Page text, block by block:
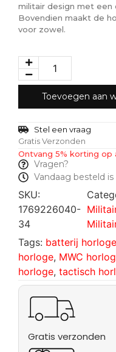
militair design met een
Bovendien maakt de
voor zowel.
Toevoegen aan
Stel een vraag
Gratis Verzonden
Ontvang 5% korting op
Vragen?
Vandaag besteld
SKU:
1769226040-
34
Tags: batterij horloge
horloge, MWC
horloge, tactisch
Gratis verzonden